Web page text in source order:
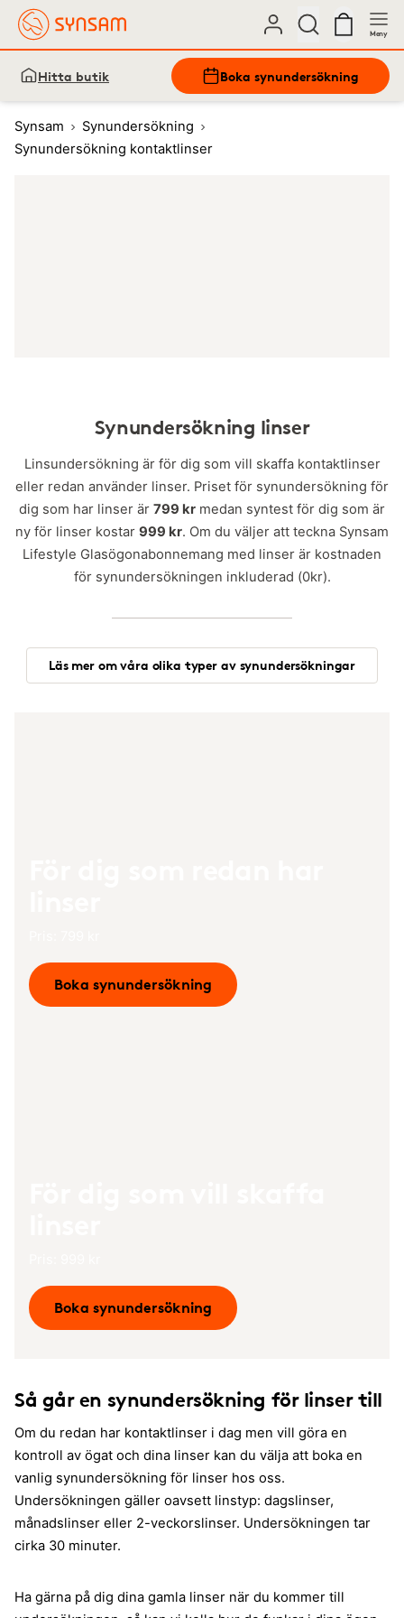
Meny
Hitta butik Boka synundersökning
Synsam
Synundersökning
Synundersökning kontaktlinser
Synundersökning linser
Linsundersökning är för dig som vill skaffa kontaktlinser
eller redan använder linser. Priset för synundersökning för
dig som har linser är 799 kr medan syntest för dig som är
ny för linser kostar 999 kr. Om du väljer att teckna Synsam
Lifestyle Glasögonabonnemang med linser är kostnaden
för synundersökningen inkluderad (0kr).
Läs mer om våra olika typer av synundersökningar
Boka synundersökning
Boka synundersökning
Så går en synundersökning för linser till
Om du redan har kontaktlinser i dag men vill göra en
kontroll av ögat och dina linser kan du välja att boka en
vanlig synundersökning för linser hos oss.
Undersökningen gäller oavsett linstyp: dagslinser,
månadslinser eller 2-veckorslinser. Undersökningen tar
cirka 30 minuter.
Ha gärna på dig dina gamla linser när du kommer till